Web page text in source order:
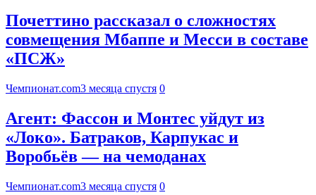
Почеттино рассказал о сложностях
совмещения Мбаппе и Месси в составе
«ПСЖ»
Чемпионат.com3 месяца спустя 0
Агент: Фассон и Монтес уйдут из
«Локо». Батраков, Карпукас и
Воробьёв — на чемоданах
Чемпионат.com3 месяца спустя 0